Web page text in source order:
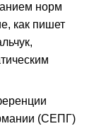
норм
как пишет
(СЕПГ)